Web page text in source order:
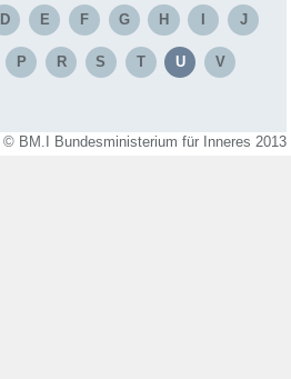
D E F G H J
P R S T U V
© BM.I Bundesministerium für Inneres 2013